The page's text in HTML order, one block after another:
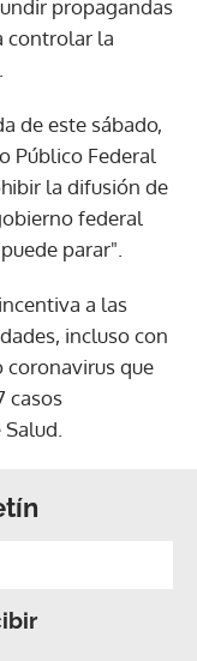
propagandas
controlar la
de este sábado,
Público Federal
la difusión de
federal
parar".
a las
incluso con
coronavirus que
casos